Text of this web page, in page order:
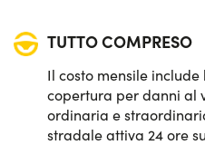
Posti auto:5
Potenza:75 CV
TUTTO COMPRESO
Il costo mensile
copertura per danni al
ordinaria e
stradale attiva 24 ore